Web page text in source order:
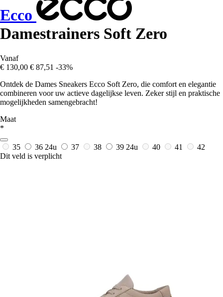
Ecco
Damestrainers Soft Zero
Vanaf
€ 130,00 € 87,51 -33%
Ontdek de Dames Sneakers Ecco Soft Zero, die comfort en elegantie
combineren voor uw actieve dagelijkse leven. Zeker stijl en praktische
mogelijkheden samengebracht!
Maat
*
35 36 24u 37 38 39 24u 40 41
42
Dit veld is verplicht